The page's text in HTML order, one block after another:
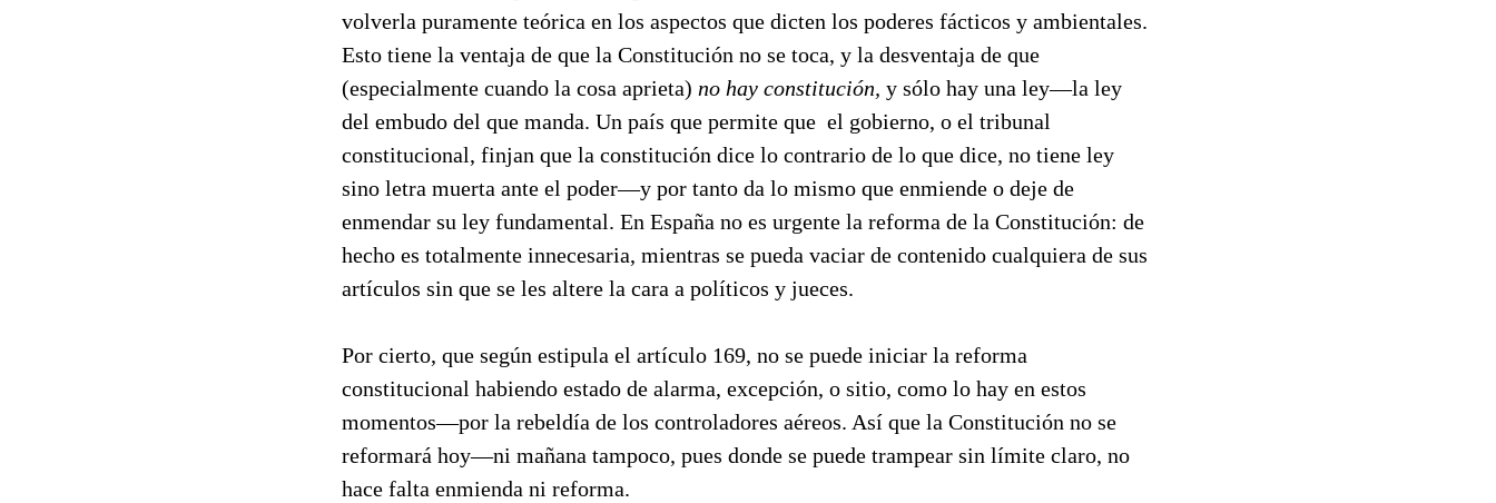
volverla puramente teórica en los aspectos que dicten los poderes fácticos y ambientales.
Esto tiene la ventaja de que la Constitución no se toca, y la desventaja de que
(especialmente cuando la cosa aprieta) no hay constitución, y sólo hay una ley—la ley
del embudo del que manda. Un país que permite que el gobierno, o el tribunal
constitucional, finjan que la constitución dice lo contrario de lo que dice, no tiene ley
sino letra muerta ante el poder—y por tanto da lo mismo que enmiende o deje de
enmendar su ley fundamental. En España no es urgente la reforma de la Constitución: de
hecho es totalmente innecesaria, mientras se pueda vaciar de contenido cualquiera de sus
artículos sin que se les altere la cara a políticos y jueces.
Por cierto, que según estipula el artículo 169, no se puede iniciar la reforma
constitucional habiendo estado de alarma, excepción, o sitio, como lo hay en estos
momentos—por la rebeldía de los controladores aéreos. Así que la Constitución no se
reformará hoy—ni mañana tampoco, pues donde se puede trampear sin límite claro, no
hace falta enmienda ni reforma.